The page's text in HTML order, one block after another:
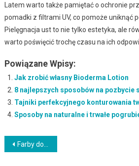
Latem warto także pamiętać o ochronie
pomadki z filtrami UV, co pomoże uniknąć
Pielęgnacja ust to nie tylko estetyka, ale
warto poświęcić trochę czasu na ich
Powiązane Wpisy:
Jak zrobić własny Bioderma Lotion
8 najlepszych sposobów na pozbycie
Tajniki perfekcyjnego konturowania
Sposoby na naturalne i trwałe
Nawigacja
Farby do charakteryzacji – jakie wybrać i jak je stosować